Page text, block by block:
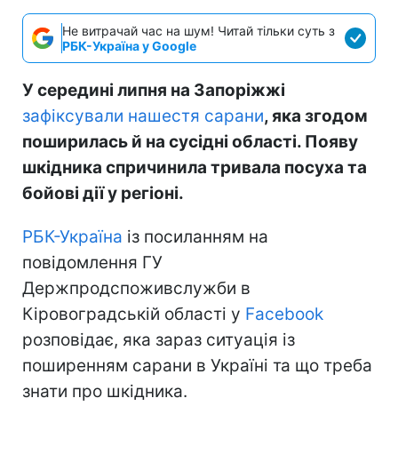
Не витрачай час на шум! Читай тільки суть з
РБК-Україна у Google
У середині липня на Запоріжжі
зафіксували нашестя сарани, яка згодом
поширилась й на сусідні області. Появу
шкідника спричинила тривала посуха та
бойові дії у регіоні.
РБК-Україна із посиланням на
повідомлення ГУ
Держпродспоживслужби в
Кіровоградській області у Facebook
розповідає, яка зараз ситуація із
поширенням сарани в Україні та що треба
знати про шкідника.